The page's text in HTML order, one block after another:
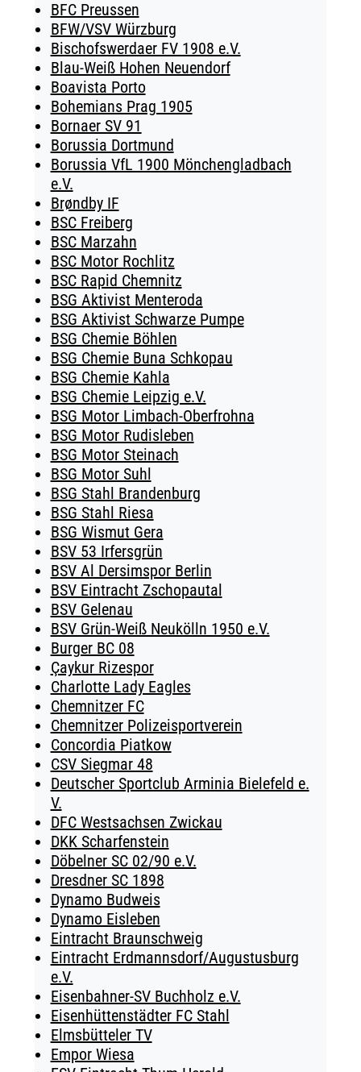
BFC Preussen
BFW/VSV Würzburg
Bischofswerdaer FV 1908 e.V.
Blau-Weiß Hohen Neuendorf
Boavista Porto
Bohemians Prag 1905
Bornaer SV 91
Borussia Dortmund
Borussia VfL 1900 Mönchengladbach
e.V.
Brøndby IF
BSC Freiberg
BSC Marzahn
BSC Motor Rochlitz
BSC Rapid Chemnitz
BSG Aktivist Menteroda
BSG Aktivist Schwarze Pumpe
BSG Chemie Böhlen
BSG Chemie Buna Schkopau
BSG Chemie Kahla
BSG Chemie Leipzig e.V.
BSG Motor Limbach-Oberfrohna
BSG Motor Rudisleben
BSG Motor Steinach
BSG Motor Suhl
BSG Stahl Brandenburg
BSG Stahl Riesa
BSG Wismut Gera
BSV 53 Irfersgrün
BSV Al Dersimspor Berlin
BSV Eintracht Zschopautal
BSV Gelenau
BSV Grün-Weiß Neukölln 1950 e.V.
Burger BC 08
Çaykur Rizespor
Charlotte Lady Eagles
Chemnitzer FC
Chemnitzer Polizeisportverein
Concordia Piatkow
CSV Siegmar 48
Deutscher Sportclub Arminia Bielefeld e.
V.
DFC Westsachsen Zwickau
DKK Scharfenstein
Döbelner SC 02/90 e.V.
Dresdner SC 1898
Dynamo Budweis
Dynamo Eisleben
Eintracht Braunschweig
Eintracht Erdmannsdorf/Augustusburg
e.V.
Eisenbahner-SV Buchholz e.V.
Eisenhüttenstädter FC Stahl
Elmsbütteler TV
Empor Wiesa